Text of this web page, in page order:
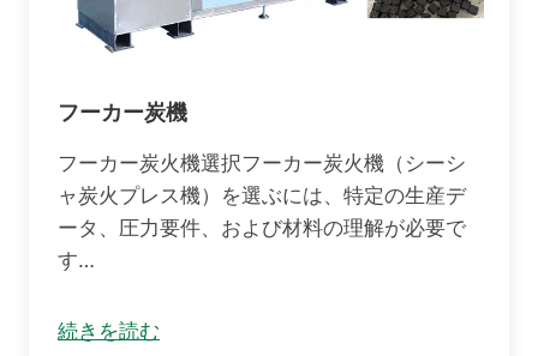
フーカー炭機
フーカー炭火機選択フーカー炭火機（シーシ
ャ炭火プレス機）を選ぶには、特定の生産デ
ータ、圧力要件、および材料の理解が必要で
す…
続きを読む